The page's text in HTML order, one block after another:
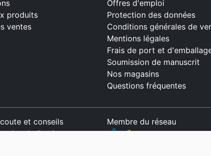
produits
ventes
Offres d'emploi
Protection des données
Conditions générales de
Mentions légales
Frais de port et
Soumission de manuscrit
Nos magasins
Questions fréquentes
et conseils
de livraison
Membre du réseau